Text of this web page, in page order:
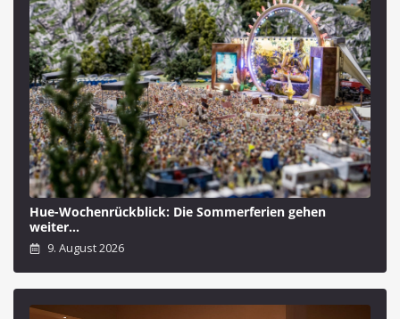
Hue-Wochenrückblick: Die Sommerferien gehen
weiter…
9. August 2026